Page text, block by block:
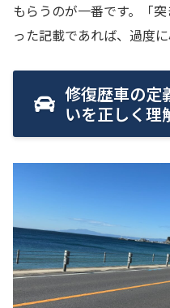
もらうのが一番です。「
った記載であれば、過度
修復歴車の定
いを正しく理